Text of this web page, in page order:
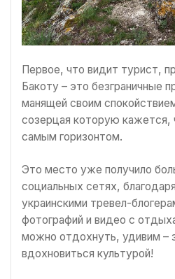
Первое, что видит турист,
Бакоту – это безграничные
манящей своим
созерцая которую кажется,
самым горизонтом.
Это место уже получило
социальных сетях,
украинскими тревел-
фотографий и видео с
можно отдохнуть, удивим –
вдохновиться культурой!